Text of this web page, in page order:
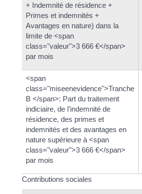
+ Indemnité de résidence +
Primes et indemnités +
Avantages en nature) dans la
limite de <span
class="valeur">3 666 €</span>
par mois
<span
class="miseenevidence">Tranche
B </span>: Part du traitement
indiciaire, de l'indemnité de
résidence, des primes et
indemnités et des avantages en
nature supérieure à <span
class="valeur">3 666 €</span>
par mois
Contributions sociales